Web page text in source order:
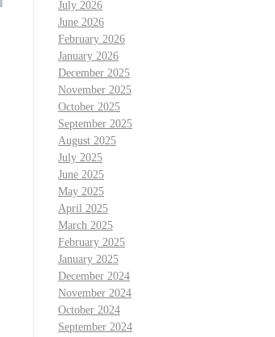
July 2026
June 2026
February 2026
January 2026
December 2025
November 2025
October 2025
September 2025
August 2025
July 2025
June 2025
May 2025
April 2025
March 2025
February 2025
January 2025
December 2024
November 2024
October 2024
September 2024